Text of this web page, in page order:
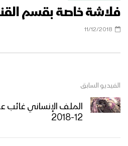
فلاشة خاصة بقسم
11/12/2018
الفيديو السابق
12-2018